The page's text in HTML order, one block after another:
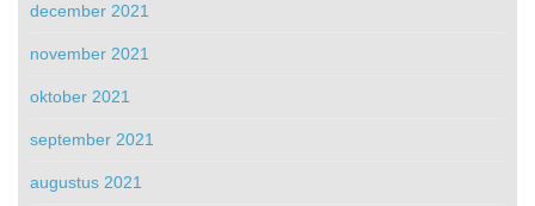
december 2021
november 2021
oktober 2021
september 2021
augustus 2021